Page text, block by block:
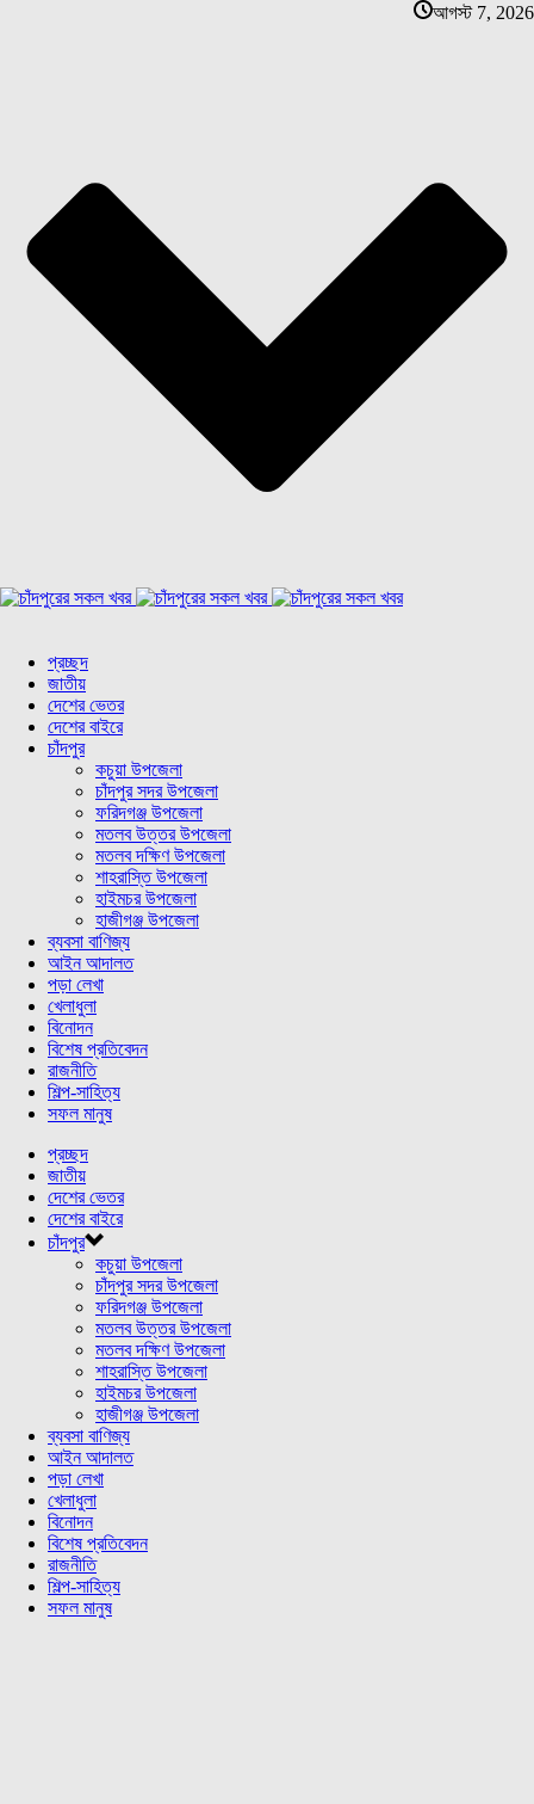
আগস্ট 7, 2026
প্রচ্ছদ
জাতীয়
দেশের ভেতর
দেশের বাইরে
চাঁদপুর
কচুয়া উপজেলা
চাঁদপুর সদর উপজেলা
ফরিদগঞ্জ উপজেলা
মতলব উত্তর উপজেলা
মতলব দক্ষিণ উপজেলা
শাহরাস্তি উপজেলা
হাইমচর উপজেলা
হাজীগঞ্জ উপজেলা
ব্যবসা বাণিজ্য
আইন আদালত
পড়া লেখা
খেলাধুলা
বিনোদন
বিশেষ প্রতিবেদন
রাজনীতি
শিল্প-সাহিত্য
সফল মানুষ
প্রচ্ছদ
জাতীয়
দেশের ভেতর
দেশের বাইরে
চাঁদপুর
কচুয়া উপজেলা
চাঁদপুর সদর উপজেলা
ফরিদগঞ্জ উপজেলা
মতলব উত্তর উপজেলা
মতলব দক্ষিণ উপজেলা
শাহরাস্তি উপজেলা
হাইমচর উপজেলা
হাজীগঞ্জ উপজেলা
ব্যবসা বাণিজ্য
আইন আদালত
পড়া লেখা
খেলাধুলা
বিনোদন
বিশেষ প্রতিবেদন
রাজনীতি
শিল্প-সাহিত্য
সফল মানুষ